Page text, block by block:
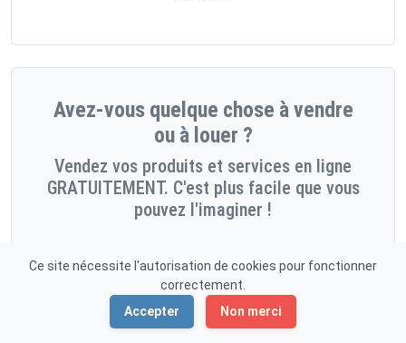
Avez-vous quelque chose à vendre
ou à louer ?
Vendez vos produits et services en ligne
GRATUITEMENT. C'est plus facile que vous
pouvez l'imaginer !
Démarrez maintenant!
Ce site nécessite l'autorisation de cookies pour fonctionner
correctement.
Accepter
Non merci